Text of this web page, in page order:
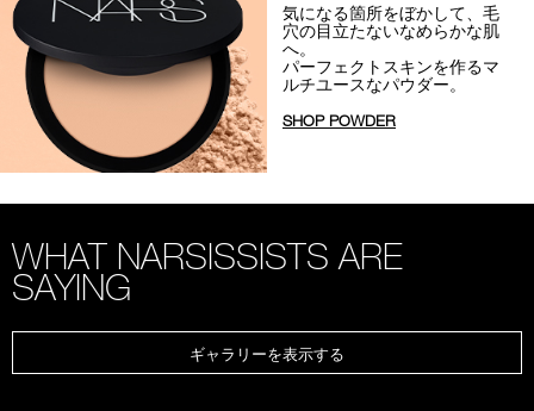
気になる箇所をぼかして、 毛
穴の目立たないなめらかな肌
へ。
パーフェクトスキンを作るマ
ルチユースなパウダー。
SHOP POWDER
WHAT NARSISSISTS ARE
SAYING
ギャラリーを表示する